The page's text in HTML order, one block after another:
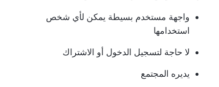
واجهة مستخدم بسيطة يمكن لأي شخص
استخدامها
لا حاجة لتسجيل الدخول أو الاشتراك
يديره المجتمع